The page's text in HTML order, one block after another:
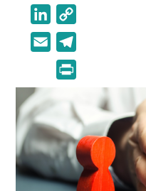
o
p
y
L
n
k
i
n
e
d
I
n
e
l
e
g
r
a
m
i
l
n
t